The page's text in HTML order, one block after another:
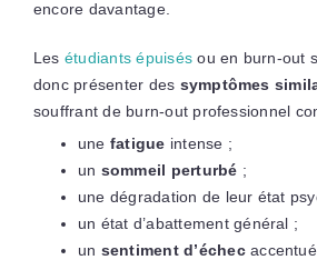
encore davantage.
Les étudiants épuisés ou en burn-out
donc présenter des symptômes
souffrant de burn-out professionnel
une fatigue intense ;
un sommeil perturbé ;
une dégradation de leur état
un état d’abattement général ;
un sentiment d’échec